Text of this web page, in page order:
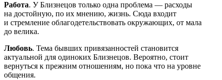
Работа. У Близнецов только одна проблема — расходы
на достойную, по их мнению, жизнь. Сюда входит
и стремление облагодетельствовать окружающих, от мала
до велика.
Любовь. Тема бывших привязанностей становится
актуальной для одиноких Близнецов. Вероятно, стоит
вернуться к прежним отношениям, но пока что на уровне
общения.